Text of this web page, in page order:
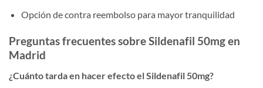
Opción de contra reembolso para mayor tranquilidad
Preguntas frecuentes sobre Sildenafil 50mg en
Madrid
¿Cuánto tarda en hacer efecto el Sildenafil 50mg?